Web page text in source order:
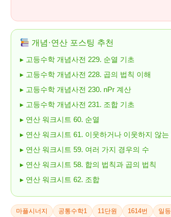
개념·연산 포스팅 추천
▸ 고등수학 개념사전 229. 순열 기초
▸ 고등수학 개념사전 228. 곱의 법칙 이해
▸ 고등수학 개념사전 230. nPr 계산
▸ 고등수학 개념사전 231. 조합 기초
▸ 연산 워크시트 60. 순열
▸ 연산 워크시트 61. 이웃하거나 이웃하지 않는
▸ 연산 워크시트 59. 여러 가지 경우의 수
▸ 연산 워크시트 58. 합의 법칙과 곱의 법칙
▸ 연산 워크시트 62. 조합
마플시너지 공통수학1 11단원 1614번 일